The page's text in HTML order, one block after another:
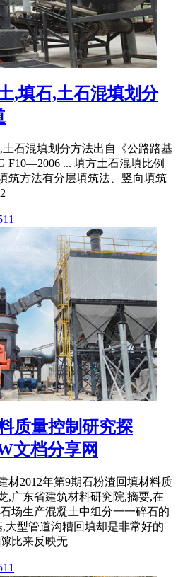
,填石,土石混填划分
石混填划分方法出自《公路路基
F10—2006 ... 填方土石混填比例
筑方法有分层填筑法、竖向填筑
质量控制研究探
文档分享网
材2012年第9期石粉渣回填材料质
,广东省建筑材料研究院,摘要,在
场生产混凝土中组分一一碎石的
大型管道沟糟回填却是非常好的
比来反映无